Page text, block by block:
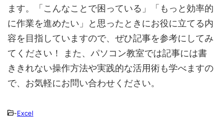
ます。「こんなことで困っている」「もっと効率的
に作業を進めたい」と思ったときにお役に立てる内
容を目指していますので、ぜひ記事を参考にしてみ
てください！ また、パソコン教室では記事には書
ききれない操作方法や実践的な活用術も学べますの
で、お気軽にお問い合わせください。
-Excel